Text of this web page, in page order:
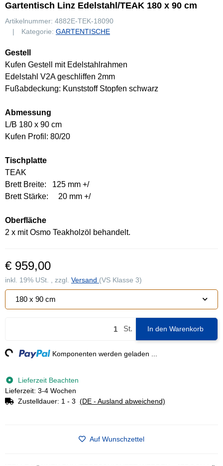
Gartentisch Linz Edelstahl/TEAK 180 x 90 cm
Artikelnummer: 4882E-TEK-18090
Kategorie: GARTENTISCHE
Gestell
Kufen Gestell mit Edelstahlrahmen
Edelstahl V2A geschliffen 2mm
Fußabdeckung: Kunststoff Stopfen schwarz
Abmessung
L/B 180 x 90 cm
Kufen Profil: 80/20
Tischplatte
TEAK
Brett Breite: 125 mm +/
Brett Stärke: 20 mm +/
Oberfläche
2 x mit Osmo Teakholzöl behandelt.
€ 959,00
inkl. 19% USt. , zzgl. Versand (VS Klasse 3)
180 x 90 cm
St. In den Warenkorb
Komponenten werden geladen ...
Lieferzeit Beachten
Lieferzeit: 3-4 Wochen
Zustelldauer: 1 - 3 (DE - Ausland abweichend)
Auf Wunschzettel